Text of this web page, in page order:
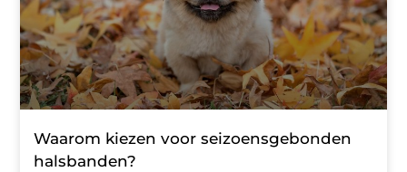
Waarom kiezen voor seizoensgebonden
halsbanden?